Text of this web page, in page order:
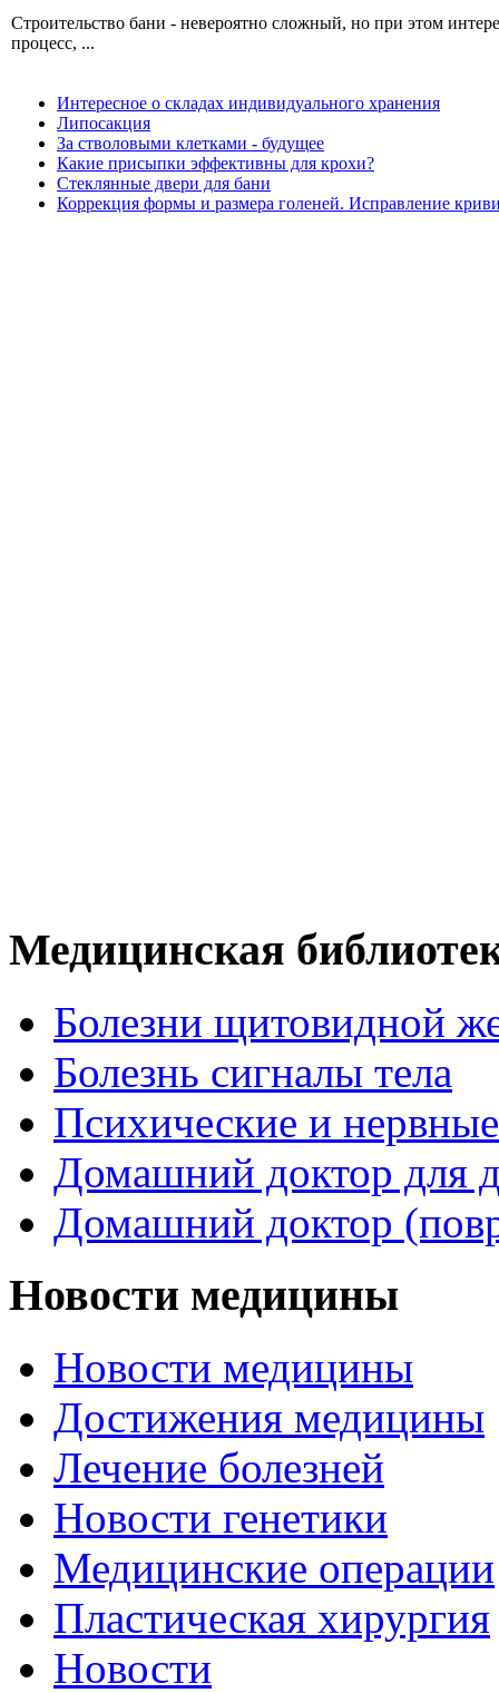
Строительство бани - невероятно сложный, но при этом
процесс, ...
Интересное о складах индивидуального хранения
Липосакция
За стволовыми клетками - будущее
Какие присыпки эффективны для крохи?
Стеклянные двери для бани
Коррекция формы и размера голеней. Исправление
Медицинская
Болезни щитовидной
Болезнь сигналы тела
Психические и
Домашний доктор для
Домашний доктор
Новости медицины
Новости медицины
Достижения медицины
Лечение болезней
Новости генетики
Медицинские операции
Пластическая хирургия
Новости